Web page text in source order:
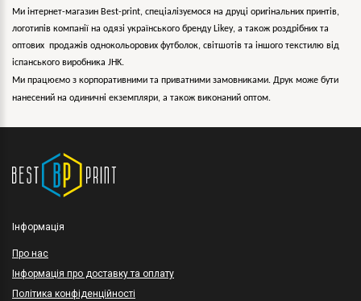
Ми інтернет-магазин Best-print, спеціалізуємося на друці оригінальних принтів,
логотипів компанії на одязі українського бренду Likey, а також роздрібних та
оптових продажів однокольорових футболок, світшотів та іншого текстилю від
іспанського виробника JHK.
Ми працюємо з корпоративними та приватними замовниками. Друк може бути
нанесений на одиничні екземпляри, а також виконаний оптом.
Інформація
Про нас
Інформація про доставку та оплату
Політика конфіденційності